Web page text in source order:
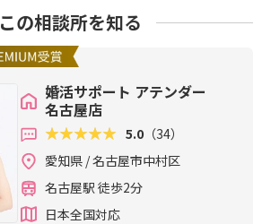
ポートで短期成婚に導きます(^^♪今
日があなたにとって一番若い日！勇
気ある一歩をお待ちしております♡
下さい↓続きは https://www.attend
er.jp/blog/entry/20260710_2433.h
tml からアテンダーは常に寄り添う
伴走型サポートで短期成婚に導きま
す(^^♪今日があなたにとって一番若
い日！勇気ある一歩をお待ちしてお
ります♡
発生します。既読が付かない…既読
が付いているのに返事がない…返事
が来るけどそっけない…などなどwL
INEのやり取りと実際に会った時の
態度が違ったり…これらは婚活ある
あるで、アテンダー会員様からもよ
く相談されます(^_^;)このようなち
ょっとしたボタンの掛け違いで交際
が終了になることも…そこで本日
は、婚活の勘違いを解説した内容を
この相談所を知る
婚活サポート アテンダー
名古屋店
5.0 （34）
愛知県 / 名古屋市中村区
名古屋駅 徒歩2分
日本全国対応